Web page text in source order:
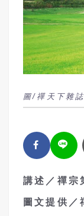
圖/禪天下雜
講述／禪宗
圖文提供／